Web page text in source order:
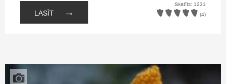
LASĪT →
Skatīts: 1231
(4)